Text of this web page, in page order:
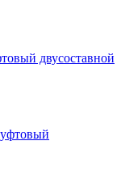
двусоставной